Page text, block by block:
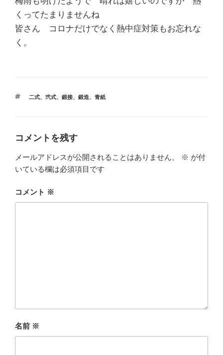
くってたまりませんね
皆さん コロナだけでなく熱中症対策もお忘れな
く。
タ
二式、 弐式、 鍛接、 鍛造、 青紙
コメントを残す
メールアドレスが公開されることはありません。 ※ が付
いている欄は必須項目です
コメント ※
名前 ※